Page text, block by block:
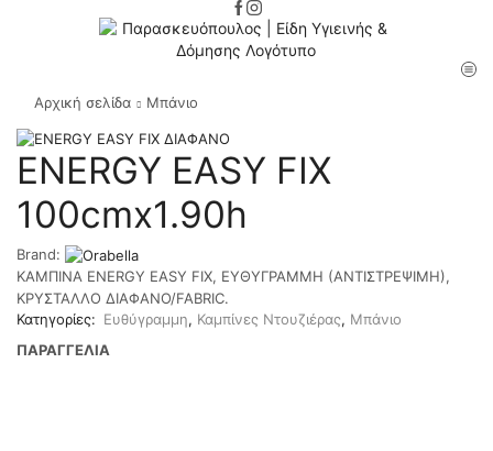
Αρχική σελίδα Μπάνιο
ENERGY EASY FIX
100cmx1.90h
Brand:
ΚΑΜΠΙΝA ENERGY EASY FIX, ΕΥΘΥΓΡΑΜΜΗ (ΑΝΤΙΣΤΡΕΨΙΜΗ),
ΚΡΥΣΤΑΛΛΟ ΔΙΑΦΑΝΟ/FABRIC.
Κατηγορίες: Ευθύγραμμη, Καμπίνες Ντουζιέρας, Μπάνιο
ΠΑΡΑΓΓΕΛΙΑ